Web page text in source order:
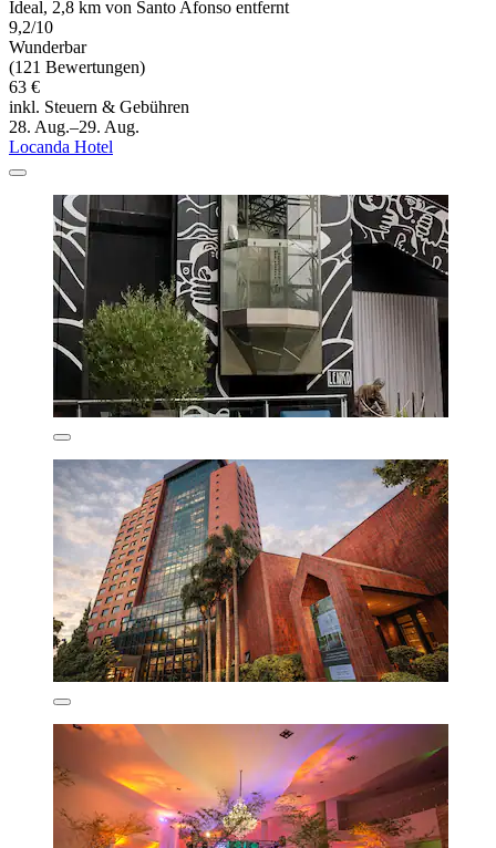
Ideal, 2,8 km von Santo Afonso entfernt
9,2/10
Wunderbar
(121 Bewertungen)
63 €
inkl. Steuern & Gebühren
28. Aug.–29. Aug.
Locanda Hotel